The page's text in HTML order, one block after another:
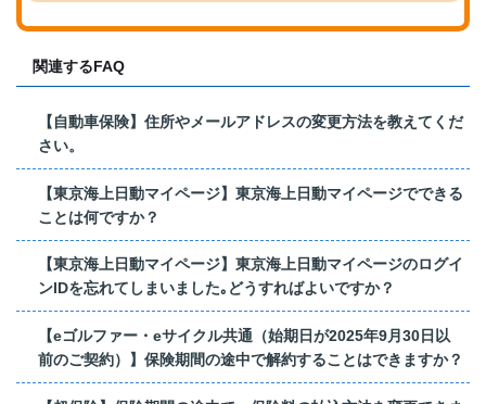
関連するFAQ
【自動車保険】住所やメールアドレスの変更方法を教えてくだ
さい。
【東京海上日動マイページ】東京海上日動マイページでできる
ことは何ですか？
【東京海上日動マイページ】東京海上日動マイページのログイ
ンIDを忘れてしまいました｡どうすればよいですか？
【eゴルファー・eサイクル共通（始期日が2025年9月30日以
前のご契約）】保険期間の途中で解約することはできますか？